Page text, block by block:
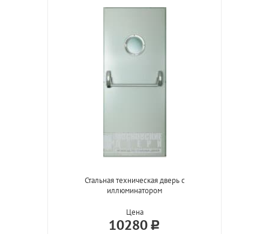
Стальная техническая дверь с
иллюминатором
Цена
10280